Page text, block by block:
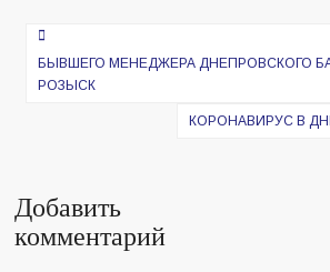
Навигация
по
БЫВШЕГО МЕНЕДЖЕРА ДНЕПРОВСКОГО
РОЗЫСК
КОРОНАВИРУС В
Добавить
комментарий